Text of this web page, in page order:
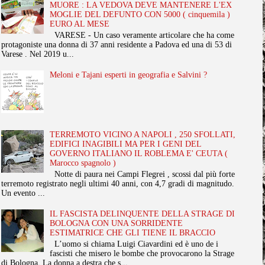
MUORE : LA VEDOVA DEVE MANTENERE L'EX
MOGLIE DEL DEFUNTO CON 5000 ( cinquemila )
EURO AL MESE
VARESE - Un caso veramente articolare che ha come
protagoniste una donna di 37 anni residente a Padova ed una di 53 di
Varese . Nel 2019 u...
Meloni e Tajani esperti in geografia e Salvini ?
TERREMOTO VICINO A NAPOLI , 250 SFOLLATI,
EDIFICI INAGIBILI MA PER I GENI DEL
GOVERNO ITALIANO IL ROBLEMA E' CEUTA (
Marocco spagnolo )
Notte di paura nei Campi Flegrei , scossi dal più forte
terremoto registrato negli ultimi 40 anni, con 4,7 gradi di magnitudo.
Un evento ...
IL FASCISTA DELINQUENTE DELLA STRAGE DI
BOLOGNA CON UNA SORRIDENTE
ESTIMATRICE CHE GLI TIENE IL BRACCIO
L’uomo si chiama Luigi Ciavardini ed è uno de i
fascisti che misero le bombe che provocarono la Strage
di Bologna. La donna a destra che s...